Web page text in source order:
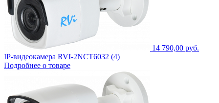
14 790,00 руб.
IP-видеокамера RVI-2NCT6032 (4)
Подробнее о товаре